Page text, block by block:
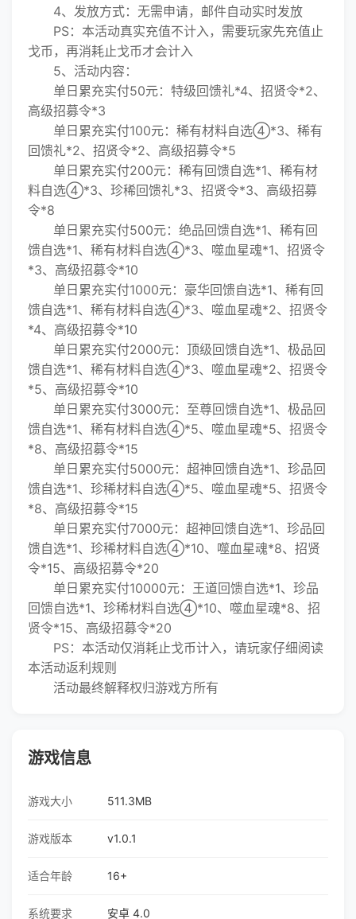
4、发放方式：无需申请，邮件自动实时发放
PS：本活动真实充值不计入，需要玩家先充值止
戈币，再消耗止戈币才会计入
5、活动内容：
单日累充实付50元：特级回馈礼*4、招贤令*2、
高级招募令*3
单日累充实付100元：稀有材料自选④*3、稀有
回馈礼*2、招贤令*2、高级招募令*5
单日累充实付200元：稀有回馈自选*1、稀有材
料自选④*3、珍稀回馈礼*3、招贤令*3、高级招募
令*8
单日累充实付500元：绝品回馈自选*1、稀有回
馈自选*1、稀有材料自选④*3、噬血星魂*1、招贤令
*3、高级招募令*10
单日累充实付1000元：豪华回馈自选*1、稀有回
馈自选*1、稀有材料自选④*3、噬血星魂*2、招贤令
*4、高级招募令*10
单日累充实付2000元：顶级回馈自选*1、极品回
馈自选*1、稀有材料自选④*3、噬血星魂*2、招贤令
*5、高级招募令*10
单日累充实付3000元：至尊回馈自选*1、极品回
馈自选*1、稀有材料自选④*5、噬血星魂*5、招贤令
*8、高级招募令*15
单日累充实付5000元：超神回馈自选*1、珍品回
馈自选*1、珍稀材料自选④*5、噬血星魂*5、招贤令
*8、高级招募令*15
单日累充实付7000元：超神回馈自选*1、珍品回
馈自选*1、珍稀材料自选④*10、噬血星魂*8、招贤
令*15、高级招募令*20
单日累充实付10000元：王道回馈自选*1、珍品
回馈自选*1、珍稀材料自选④*10、噬血星魂*8、招
贤令*15、高级招募令*20
PS：本活动仅消耗止戈币计入，请玩家仔细阅读
本活动返利规则
活动最终解释权归游戏方所有
游戏信息
游戏大小 511.3MB
游戏版本 v1.0.1
适合年龄 16+
系统要求 安卓 4.0